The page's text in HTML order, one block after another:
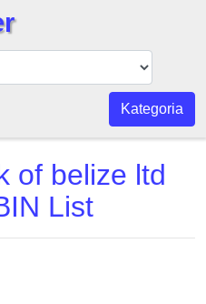
Kategoria
of belize ltd
List